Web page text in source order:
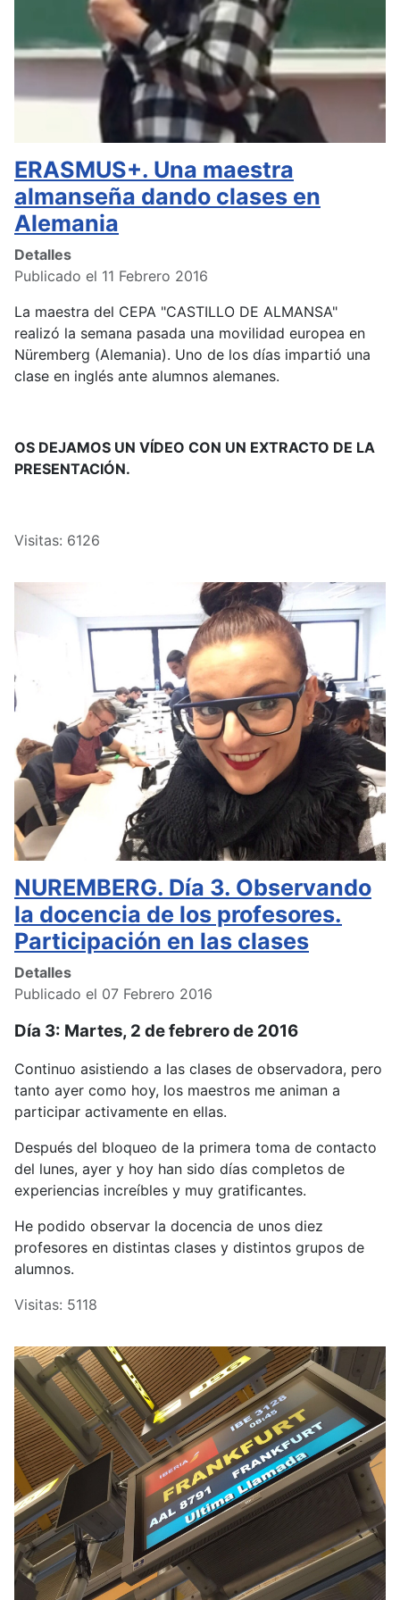
ERASMUS+. Una maestra
almanseña dando clases en
Alemania
Detalles
Publicado el 11 Febrero 2016
La maestra del CEPA "CASTILLO DE ALMANSA"
realizó la semana pasada una movilidad europea en
Nüremberg (Alemania). Uno de los días impartió una
clase en inglés ante alumnos alemanes.
OS DEJAMOS UN VÍDEO CON UN EXTRACTO DE LA
PRESENTACIÓN.
Visitas: 6126
NUREMBERG. Día 3. Observando
la docencia de los profesores.
Participación en las clases
Detalles
Publicado el 07 Febrero 2016
Día 3: Martes, 2 de febrero de 2016
Continuo asistiendo a las clases de observadora, pero
tanto ayer como hoy, los maestros me animan a
participar activamente en ellas.
Después del bloqueo de la primera toma de contacto
del lunes, ayer y hoy han sido días completos de
experiencias increíbles y muy gratificantes.
He podido observar la docencia de unos diez
profesores en distintas clases y distintos grupos de
alumnos.
Visitas: 5118